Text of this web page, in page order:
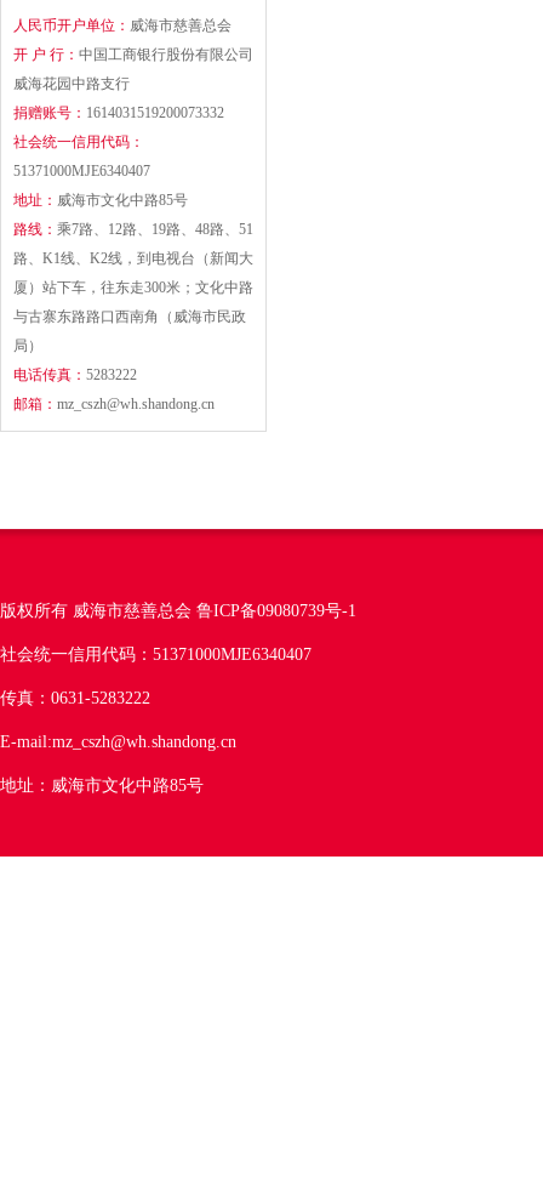
人民币开户单位： 威海市慈善总会
开 户 行： 中国工商银行股份有限公司
威海花园中路支行
捐赠账号： 1614031519200073332
社会统一信用代码：
51371000MJE6340407
地址： 威海市文化中路85号
路线： 乘7路、12路、19路、48路、51
路、K1线、K2线，到电视台（新闻大
厦）站下车，往东走300米；文化中路
与古寨东路路口西南角（威海市民政
局）
电话传真： 5283222
邮箱： mz_cszh@wh.shandong.cn
版权所有 威海市慈善总会 鲁ICP备09080739号-1
社会统一信用代码：51371000MJE6340407
传真：0631-5283222
E-mail:mz_cszh@wh.shandong.cn
地址：威海市文化中路85号